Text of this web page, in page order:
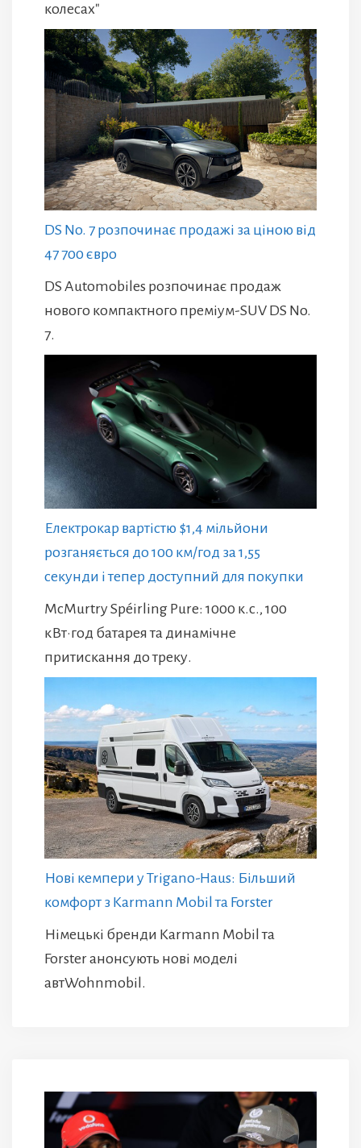
колесах"
DS No. 7 розпочинає продажі за ціною від
47 700 євро
DS Automobiles розпочинає продаж
нового компактного преміум-SUV DS No.
7.
Електрокар вартістю $1,4 мільйони
розганяється до 100 км/год за 1,55
секунди і тепер доступний для покупки
McMurtry Spéirling Pure: 1000 к.с., 100
кВт·год батарея та динамічне
притискання до треку.
Нові кемпери у Trigano-Haus: Більший
комфорт з Karmann Mobil та Forster
Німецькі бренди Karmann Mobil та
Forster анонсують нові моделі
автWohnmobil.